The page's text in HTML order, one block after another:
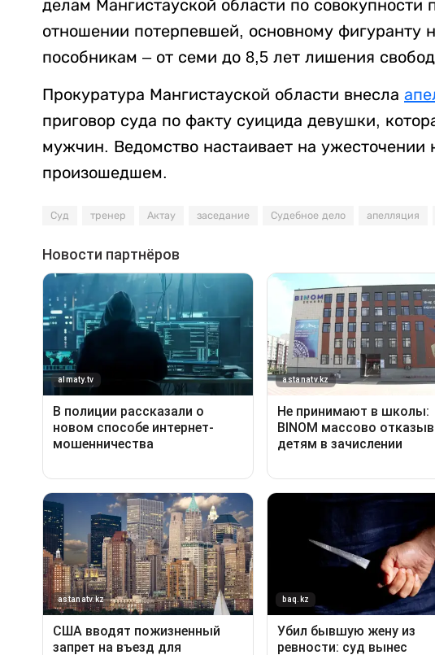
делам Мангистауской области по
отношении потерпевшей, основному фигуранту
пособникам – от семи до 8,5 лет лишения
Прокуратура Мангистауской области внесла
приговор суда по факту суицида девушки,
мужчин. Ведомство настаивает на ужесточении
произошедшем.
Суд тренер Актау заседание Судебное дело апелляция